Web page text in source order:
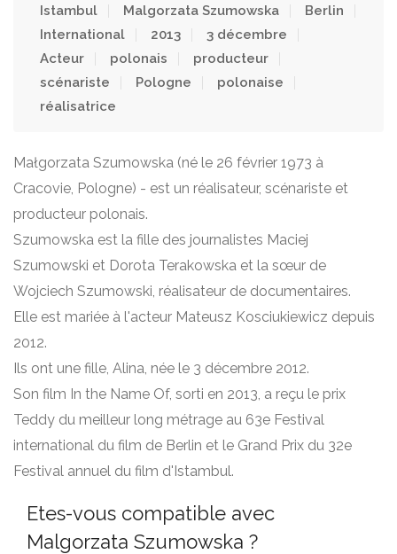
Istambul
Malgorzata Szumowska
Berlin
International
2013
3 décembre
Acteur
polonais
producteur
scénariste
Pologne
polonaise
réalisatrice
Małgorzata Szumowska (né le 26 février 1973 à
Cracovie, Pologne) - est un réalisateur, scénariste et
producteur polonais.
Szumowska est la fille des journalistes Maciej
Szumowski et Dorota Terakowska et la sœur de
Wojciech Szumowski, réalisateur de documentaires.
Elle est mariée à l'acteur Mateusz Kosciukiewicz depuis
2012.
Ils ont une fille, Alina, née le 3 décembre 2012.
Son film In the Name Of, sorti en 2013, a reçu le prix
Teddy du meilleur long métrage au 63e Festival
international du film de Berlin et le Grand Prix du 32e
Festival annuel du film d'Istambul.
Etes-vous compatible avec
Malgorzata Szumowska ?